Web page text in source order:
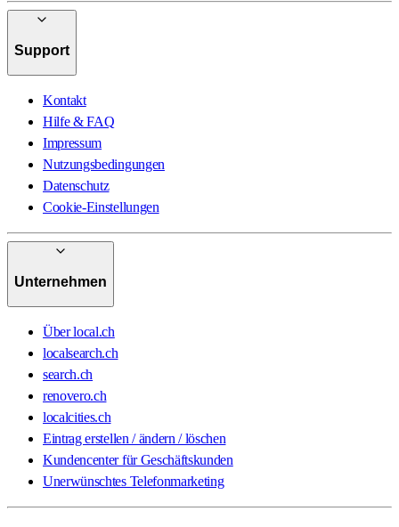
Support
Kontakt
Hilfe & FAQ
Impressum
Nutzungsbedingungen
Datenschutz
Cookie-Einstellungen
Unternehmen
Über local.ch
localsearch.ch
search.ch
renovero.ch
localcities.ch
Eintrag erstellen / ändern / löschen
Kundencenter für Geschäftskunden
Unerwünschtes Telefonmarketing